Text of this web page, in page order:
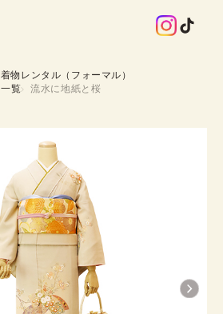
着物レンタル（フォーマル）
覧 流水に地紙と桜